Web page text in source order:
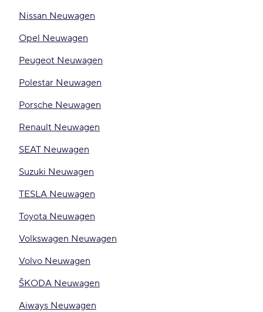
Nissan Neuwagen
Opel Neuwagen
Peugeot Neuwagen
Polestar Neuwagen
Porsche Neuwagen
Renault Neuwagen
SEAT Neuwagen
Suzuki Neuwagen
TESLA Neuwagen
Toyota Neuwagen
Volkswagen Neuwagen
Volvo Neuwagen
ŠKODA Neuwagen
Aiways Neuwagen